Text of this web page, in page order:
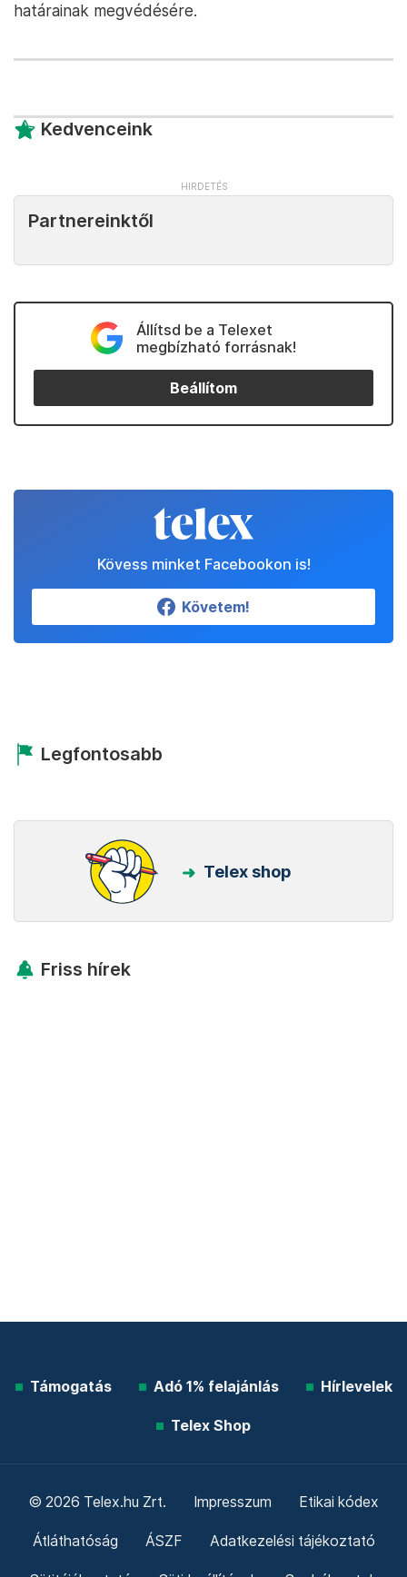
határainak megvédésére.
Kedvenceink
Partnereinktől
Állítsd be a Telexet
megbízható forrásnak!
Beállítom
Kövess minket Facebookon is!
Követem!
Legfontosabb
Telex shop
Friss hírek
Támogatás Adó 1% felajánlás Hírlevelek
Telex Shop
© 2026 Telex.hu Zrt. Impresszum Etikai kódex
Átláthatóság ÁSZF Adatkezelési tájékoztató